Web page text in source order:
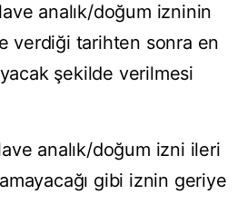
analık/doğum izninin
verdiği tarihten sonra en
şekilde verilmesi
analık/doğum izni ileri
gibi iznin geriye